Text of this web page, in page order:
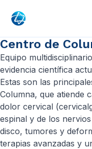
Centro de
Equipo
evidencia científica
Estas son las
Columna, que atiende
dolor cervical
espinal y de los
disco, tumores y
terapias avanzadas y